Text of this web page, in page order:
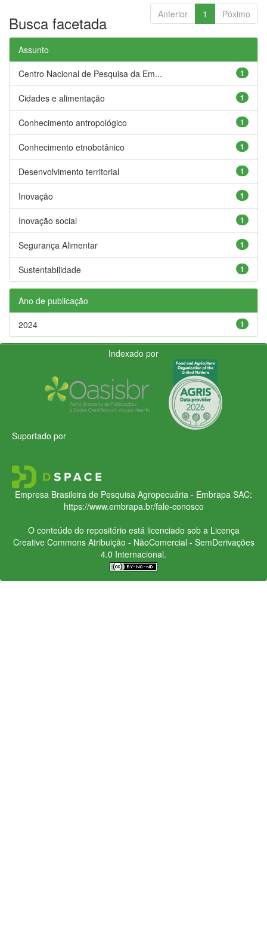
Anterior 1 Póximo
Busca facetada
Assunto
1
Centro Nacional de Pesquisa da Em...
1
Cidades e alimentação
1
Conhecimento antropológico
1
Conhecimento etnobotânico
1
Desenvolvimento territorial
1
Inovação
1
Inovação social
1
Segurança Alimentar
1
Sustentabilidade
Ano de publicação
1
2024
Indexado por
Suportado por
Empresa Brasileira de Pesquisa Agropecuária - Embrapa SAC:
https://www.embrapa.br/fale-conosco
O conteúdo do repositório está licenciado sob a Licença
Creative CommonsAtribuição - NãoComercial - SemDerivações
4.0 Internacional.